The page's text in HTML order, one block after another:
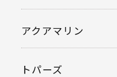
アクアマリン
トパーズ